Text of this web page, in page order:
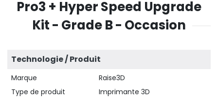
Pro3 + Hyper Speed Upgrade
Kit - Grade B - Occasion
Technologie / Produit
Marque
Raise3D
Type de produit
Imprimante 3D